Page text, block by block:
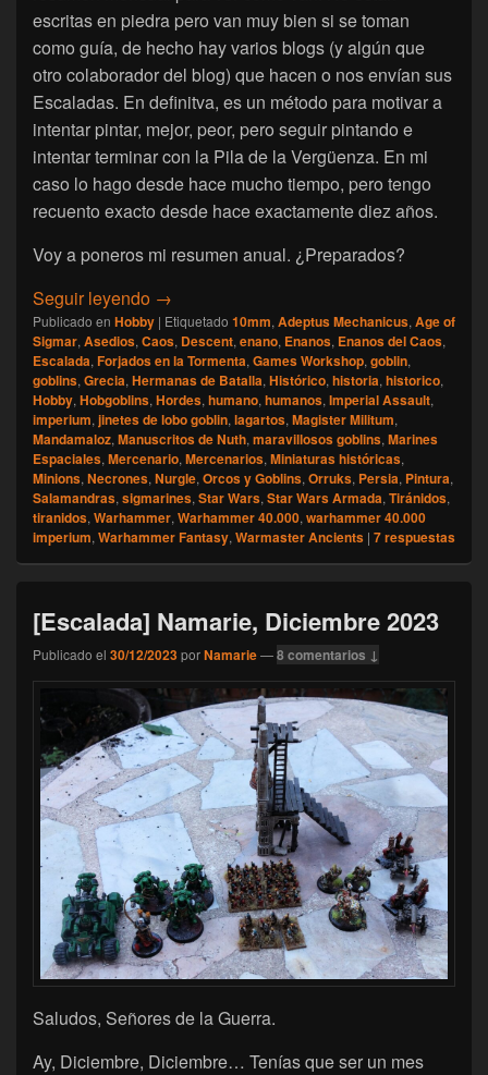
escritas en piedra pero van muy bien si se toman
como guía, de hecho hay varios blogs (y algún que
otro colaborador del blog) que hacen o nos envían sus
Escaladas. En definitva, es un método para motivar a
intentar pintar, mejor, peor, pero seguir pintando e
intentar terminar con la Pila de la Vergüenza. En mi
caso lo hago desde hace mucho tiempo, pero tengo
recuento exacto desde hace exactamente diez años.
Voy a poneros mi resumen anual. ¿Preparados?
Seguir leyendo [Escalada] Namarie, resumen 2023
→
Publicado en Hobby | Etiquetado 10mm, Adeptus Mechanicus, Age of
Sigmar, Asedios, Caos, Descent, enano, Enanos, Enanos del Caos,
Escalada, Forjados en la Tormenta, Games Workshop, goblin,
goblins, Grecia, Hermanas de Batalla, Histórico, historia, historico,
Hobby, Hobgoblins, Hordes, humano, humanos, Imperial Assault,
imperium, jinetes de lobo goblin, lagartos, Magister Militum,
Mandamaloz, Manuscritos de Nuth, maravillosos goblins, Marines
Espaciales, Mercenario, Mercenarios, Miniaturas históricas,
Minions, Necrones, Nurgle, Orcos y Goblins, Orruks, Persia, Pintura,
Salamandras, sigmarines, Star Wars, Star Wars Armada, Tiránidos,
tiranidos, Warhammer, Warhammer 40.000, warhammer 40.000
imperium, Warhammer Fantasy, Warmaster Ancients | 7respuestas
[Escalada] Namarie, Diciembre 2023
Publicado el 30/12/2023porNamarie—8 comentarios ↓
Saludos, Señores de la Guerra.
Ay, Diciembre, Diciembre… Tenías que ser un mes